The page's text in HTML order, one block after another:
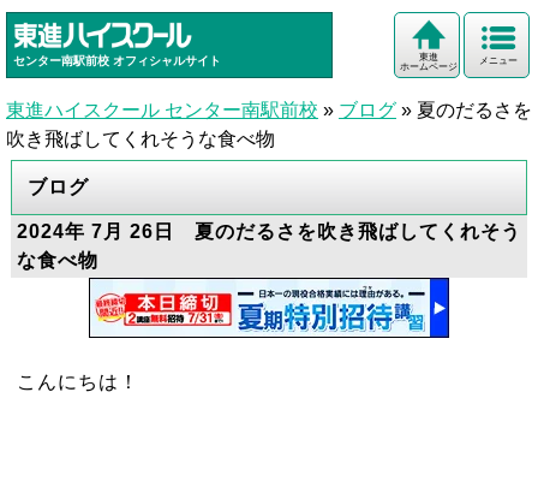
センター南駅前校 オフィシャルサイト メニュー
東進
ホームページ
東進ハイスクール センター南駅前校 » ブログ » 夏のだるさを
吹き飛ばしてくれそうな食べ物
ブログ
2024年 7月 26日 夏のだるさを吹き飛ばしてくれそう
な食べ物
こんにちは！